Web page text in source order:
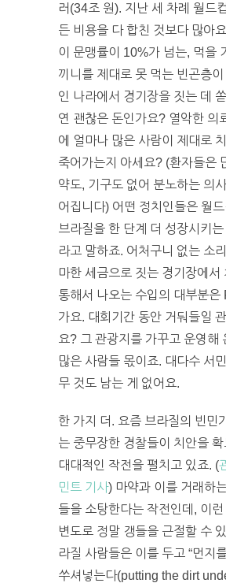
러(34조 원). 지난 세 차례 월드
든 비용을 다 합친 것보다 많아
이 문맹률이 10%가 넘는, 먹을
끼니를 제대로 못 먹는 빈곤층
인 나라에서 경기장을 짓는 데
연 괜찮은 돈인가요? 열악한 의
에 얼마나 많은 사람이 제대로
죽어가는지 아세요? (환자들은
약도, 기구도 없어 분노하는 의
어집니다) 어떤 정치인들은 월
브라질을 한 단계 더 성장시키는
라고 말하죠. 어처구니 없는 소
마한 세금으로 짓는 경기장에서
통해서 나오는 수입의 대부분은
가요. 대회기간 동안 거둬들일
요? 그 관광지를 가꾸고 운영해
많은 사람들 몫이죠. 대다수 서
무 것도 남는 게 없어요.
한 가지 더. 요즘 브라질의 빈민
는 중무장한 경찰들이 치안을
대대적인 작전을 펼치고 있죠. (
민트 기사) 마약과 이를 거래하
들을 소탕한다는 작전인데, 이
변도로 정말 갱들을 근절할 수
라질 사람들은 이를 두고 “먼지
쑤셔넣는다(putting the dirt